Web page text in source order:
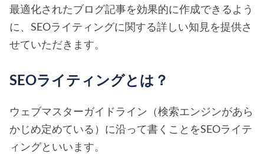
最適化されたブログ記事を効果的に作成できるよう
に、SEOライティングに関する詳しい知見を提供さ
せていただきます。
SEOライティングとは？
ウェブマスターガイドライン（検索エンジンがあら
かじめ定めている）に沿って書くことをSEOライテ
ィングといいます。